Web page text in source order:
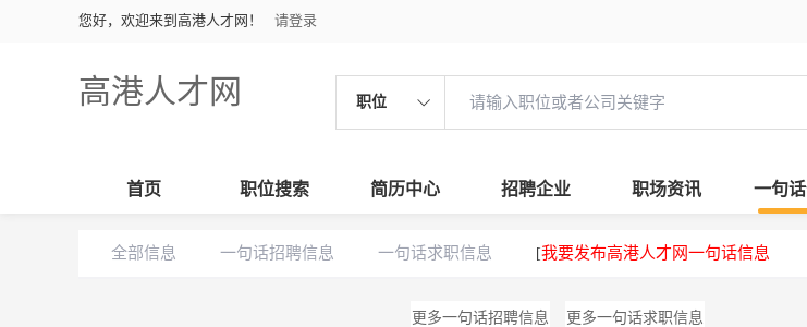
您好，欢迎来到高港人才网！ 请登录
高港人才网 职位
首页 职位搜索 简历中心 招聘企业 职场资讯 一句
全部信息 一句话招聘信息 一句话求职信息 [我要发布高港人才网一句话信息
更多一句话招聘信息 更多一句话求职信息